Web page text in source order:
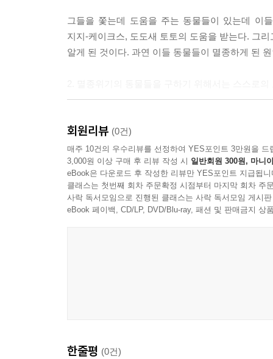
그들을 쫓는데 도움을 주는 동물들이 있는데 이
지지-케이크스, 도도새 토토의 도움을 받는다. 그
알게 된 것이다. 과연 이들 동물들이 멸종하게 된
이산화탄소 '우웩'과 메탄 '지독한 냄새'의 환경
그리고 바다의 물고기들과 아름다운 산호초를
바다괴물들의 공격』에 이어 『지구환경구조대
돌고래 '지지-케이크스', 도도새 '토토'의 안내로 현
「지구환경구조대 The Planet Agents」 시리
The Planet Agents(지구환경구조대)의 교육 프로
회원리뷰 (0건)
매주 10건의 우수리뷰를 선정하여 YES포인트 3만원을 드
3,000원 이상 구매 후 리뷰 작성 시 일반회원 300원, 마니
eBook은 다운로드 후 작성한 리뷰만 YES포인트 지급됩니
클래스는 첫번째 회차 주문확정 시점부터 마지막 회차 주
사락 독서모임으로 진행된 클래스는 사락 독서모임 게시
eBook 페이백, CD/LP, DVD/Blu-ray, 패션 및 판매금지 상
한줄평 (0건)